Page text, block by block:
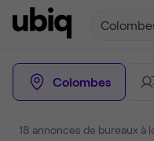
Colombes
18 annonces de bureaux à